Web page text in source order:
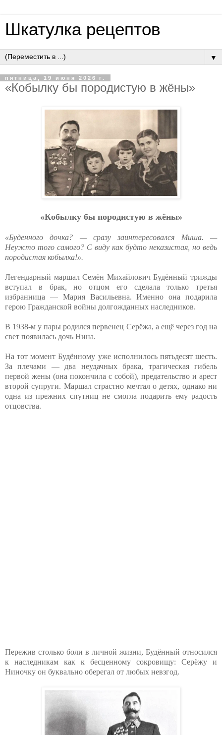
Шкатулка рецептов
▼
пятница, 19 июня 2026 г.
«Кoбылку бы пopoдиcтую в жёны»
«Кoбылку бы пopoдиcтую в жёны»
«Буденного дочка? — сразу заинтересовался Миша. —
Неужто того самого? С виду как будто неказистая, но ведь
породистая кобылка!».
Легендарный маршал Семён Михайлович Будённый трижды
вступал в брак, но отцом его сделала только третья
избранница — Мария Васильевна. Именно она подарила
герою Гражданской войны долгожданных наследников.
В 1938-м у пары родился первенец Серёжа, а ещё через год на
свет появилась дочь Нина.
На тот момент Будённому уже исполнилось пятьдесят шесть.
За плечами — два неудачных брака, трагическая гибель
первой жены (она покончила с собой), предательство и арест
второй супруги. Маршал страстно мечтал о детях, однако ни
одна из прежних спутниц не смогла подарить ему радость
отцовства.
Пережив столько боли в личной жизни, Будённый относился
к наследникам как к бесценному сокровищу: Серёжу и
Ниночку он буквально оберегал от любых невзгод.